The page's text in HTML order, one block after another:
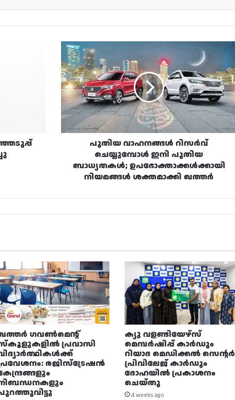
പുതിയ
വാഹനങ്ങൾ
റിസർവ്
ചെയ്യുമ്പോൾ
ഇനി
പുതിയ
ബാധ്യതകൾ;
ഉപഭോക്താക്കൾക്കായി
നിയമങ്ങൾ
ശക്തമാക്കിപുതിയ വാഹനങ്ങൾ റിസർവ്
ചെയ്യുമ്പോൾ ഇനി പുതിയ
ബാധ്യതകൾ; ഉപഭോക്താക്കൾക്കായി
നിയമങ്ങൾ ശക്തമാക്കി ഖത്തർ
ഗവൺമെന്റ്
പ്രവാസി
രജിസ്ട്രേഷൻ
ക്യു വളണ്ടിയേഴ്‌സ്
മെമ്പർഷിപ്പ് കാർഡും
റിയാദ മെഡിക്കൽ സെന്റർ
പ്രിവിലേജ് കാർഡും
ദോഹയിൽ പ്രകാശനം
ചെയ്തു
4 weeks ago